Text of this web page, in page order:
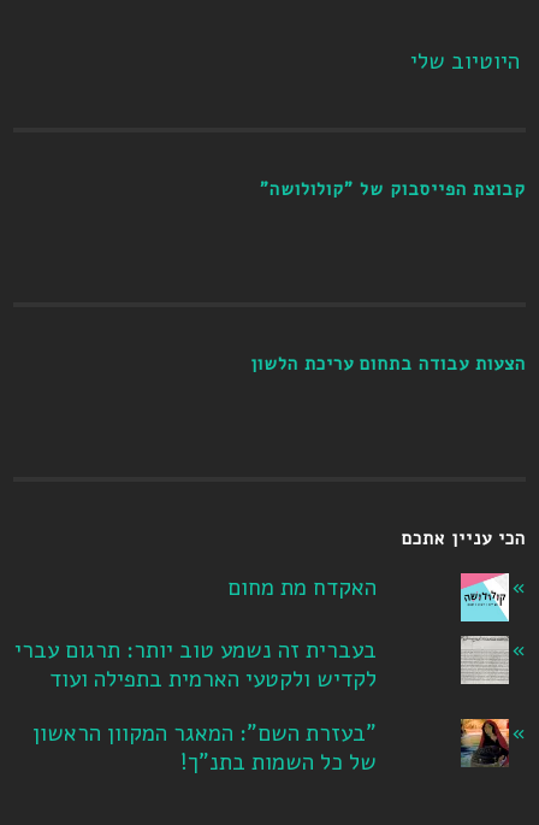
היוטיוב שלי
קבוצת הפייסבוק של "קולולושה"
הצעות עבודה בתחום עריכת הלשון
הכי עניין אתכם
האקדח מת מחום
בעברית זה נשמע טוב יותר: תרגום עברי
לקדיש ולקטעי הארמית בתפילה ועוד
"בעזרת השם": המאגר המקוון הראשון
של כל השמות בתנ"ך!